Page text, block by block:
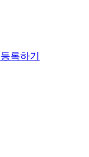
록하기